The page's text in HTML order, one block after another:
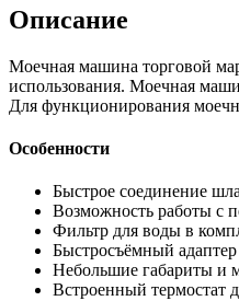
Описание
Моечная машина торговой
использования. Моечная
Для функционирования
Особенности
Быстрое соединение
Возможность работы с
Фильтр для воды в
Быстросъёмный
Небольшие габариты и
Встроенный термостат